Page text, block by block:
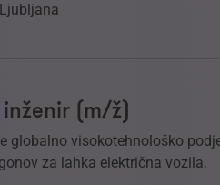
Ljubljana
inženir (m/ž)
globalno visokotehnološko
za lahka električna vozila.